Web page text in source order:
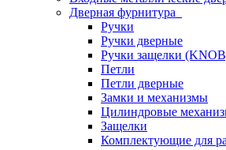
Дверная фурнитура
Ручки
Ручки дверные
Ручки защелки
Петли
Петли дверные
Замки и механизмы
Цилиндровые
Защелки
Комплектующие для